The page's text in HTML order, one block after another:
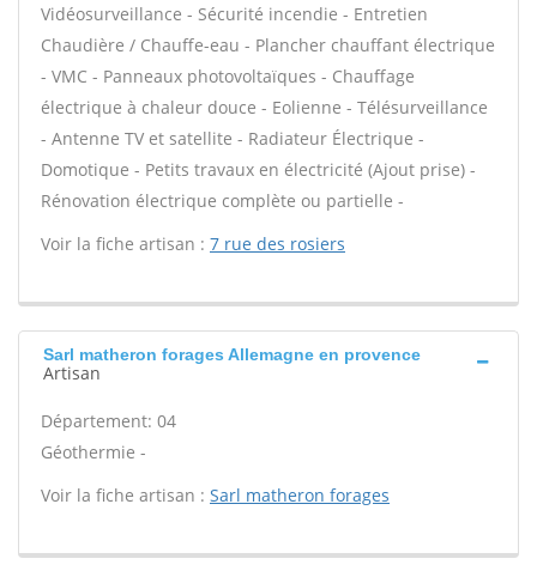
Vidéosurveillance - Sécurité incendie - Entretien
Chaudière / Chauffe-eau - Plancher chauffant électrique
- VMC - Panneaux photovoltaïques - Chauffage
électrique à chaleur douce - Eolienne - Télésurveillance
- Antenne TV et satellite - Radiateur Électrique -
Domotique - Petits travaux en électricité (Ajout prise) -
Rénovation électrique complète ou partielle -
Voir la fiche artisan : 7 rue des rosiers
Sarl matheron forages Allemagne en provence
Artisan
Département: 04
Géothermie -
Voir la fiche artisan : Sarl matheron forages